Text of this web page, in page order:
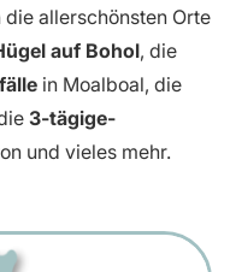
allerschönsten Orte
auf Bohol, die
in Moalboal, die
3-tägige-
und vieles mehr.